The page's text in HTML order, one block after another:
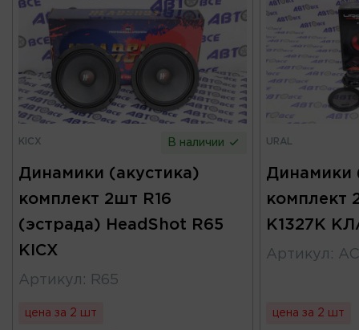
KICX В наличии
Динамики (акустика)
комплект 2шт R16
(эстрада) HeadShot R65
KICX
Артикул : R65
цена за 2 шт
URAL
Динамики
комплект
К1327К
Артикул :
цена за 2 шт